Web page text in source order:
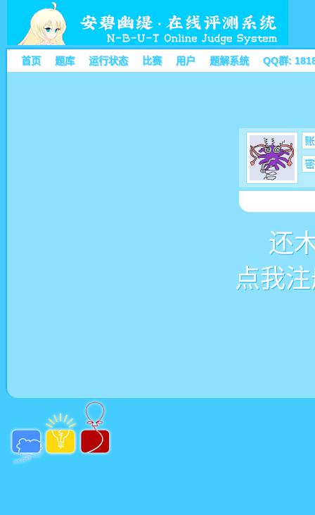
首页 题库 运行状态 比赛 用户 题解系统 QQ群:
还
点我